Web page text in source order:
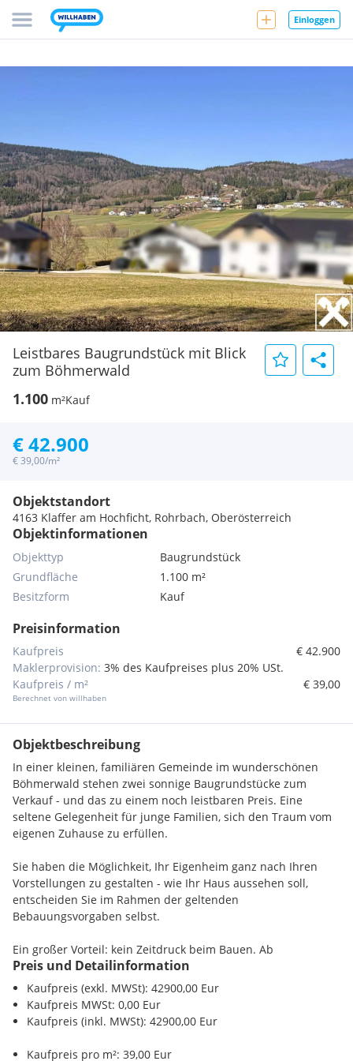
Einloggen
Leistbares Baugrundstück mit Blick
zum Böhmerwald
1.100 m²Kauf
€ 42.900
€ 39,00/m²
Objektstandort
4163 Klaffer am Hochficht, Rohrbach, Oberösterreich
Objektinformationen
Objekttyp
Baugrundstück
Grundfläche
1.100 m²
Besitzform
Kauf
Preisinformation
Kaufpreis
€ 42.900
Maklerprovision: 3% des Kaufpreises plus 20% USt.
Kaufpreis / m²
Berechnet von willhaben
€ 39,00
Objektbeschreibung
In einer kleinen, familiären Gemeinde im wunderschönen
Böhmerwald stehen zwei sonnige Baugrundstücke zum
Verkauf - und das zu einem noch leistbaren Preis. Eine
seltene Gelegenheit für junge Familien, sich den Traum vom
eigenen Zuhause zu erfüllen.
Sie haben die Möglichkeit, Ihr Eigenheim ganz nach Ihren
Vorstellungen zu gestalten - wie Ihr Haus aussehen soll,
entscheiden Sie im Rahmen der geltenden
Bebauungsvorgaben selbst.
Ein großer Vorteil: kein Zeitdruck beim Bauen. Ab
Kaufvertragsdatum muss der Baubeginn erst innerhalb von 5
Jahren erfolgen, für die Fertigstellung haben Sie weitere 5
Jahre Zeit. So bleibt genügend Spielraum für Planung,
Finanzierung und Umsetzung.
Die Lage überzeugt mit hoher Lebensqualität: Das Skigebiet
Preis und Detailinformation
Kaufpreis (exkl. MWSt): 42900,00 Eur
Kaufpreis MWSt: 0,00 Eur
Kaufpreis (inkl. MWSt): 42900,00 Eur
Kaufpreis pro m²: 39,00 Eur